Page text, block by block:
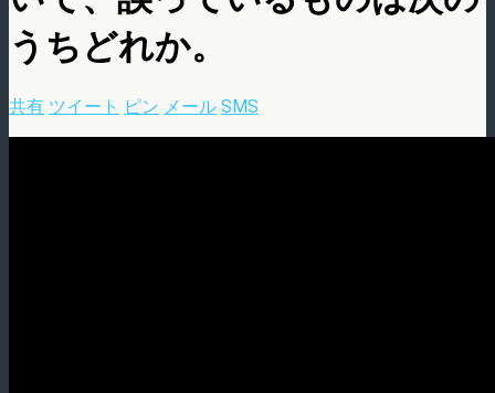
うちどれか。
共有 ツイート ピン メール SMS